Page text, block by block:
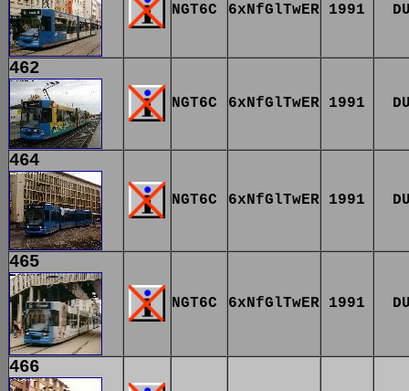
NGT6C 6xNfGlTwER 1991
462
NGT6C 6xNfGlTwER 1991
464
NGT6C 6xNfGlTwER 1991
465
NGT6C 6xNfGlTwER 1991
466